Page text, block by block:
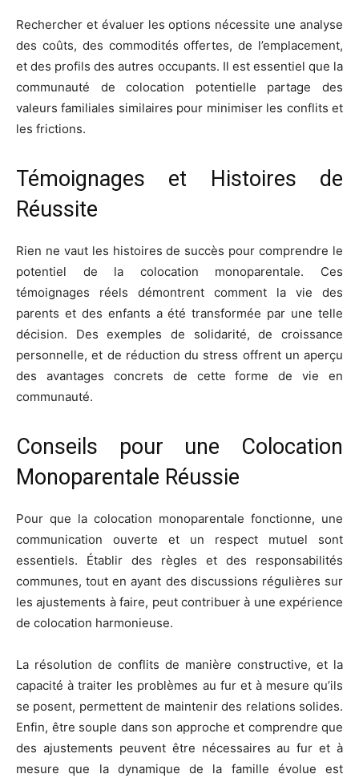
Rechercher et évaluer les options nécessite une analyse
des coûts, des commodités offertes, de l’emplacement,
et des profils des autres occupants. Il est essentiel que la
communauté de colocation potentielle partage des
valeurs familiales similaires pour minimiser les conflits et
les frictions.
Témoignages et Histoires de
Réussite
Rien ne vaut les histoires de succès pour comprendre le
potentiel de la colocation monoparentale. Ces
témoignages réels démontrent comment la vie des
parents et des enfants a été transformée par une telle
décision. Des exemples de solidarité, de croissance
personnelle, et de réduction du stress offrent un aperçu
des avantages concrets de cette forme de vie en
communauté.
Conseils pour une Colocation
Monoparentale Réussie
Pour que la colocation monoparentale fonctionne, une
communication ouverte et un respect mutuel sont
essentiels. Établir des règles et des responsabilités
communes, tout en ayant des discussions régulières sur
les ajustements à faire, peut contribuer à une expérience
de colocation harmonieuse.
La résolution de conflits de manière constructive, et la
capacité à traiter les problèmes au fur et à mesure qu’ils
se posent, permettent de maintenir des relations solides.
Enfin, être souple dans son approche et comprendre que
des ajustements peuvent être nécessaires au fur et à
mesure que la dynamique de la famille évolue est